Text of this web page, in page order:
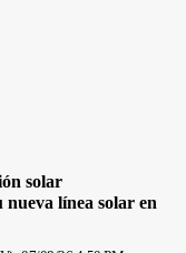
solar
nueva línea solar en